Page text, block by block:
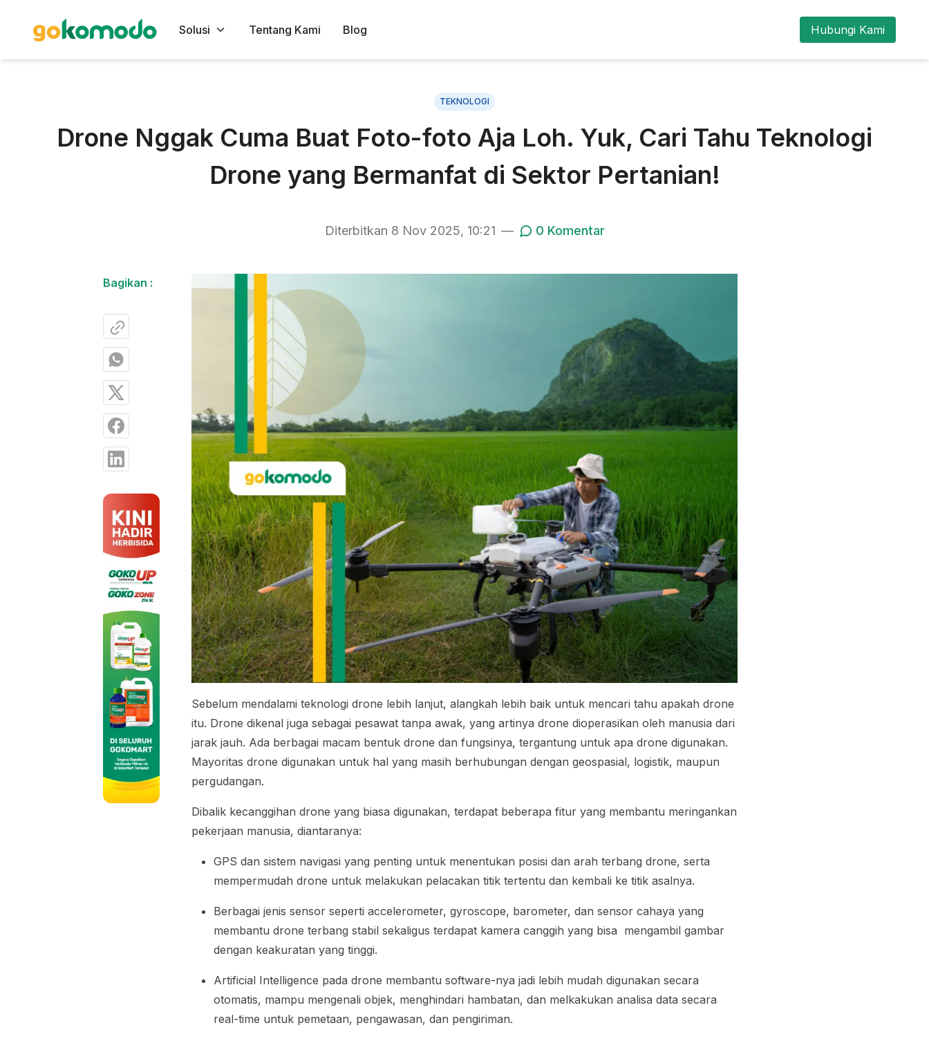
Solusi Tentang Kami Blog Hubungi Kami
TEKNOLOGI
Drone Nggak Cuma Buat Foto-foto Aja Loh. Yuk, Cari Tahu Teknologi
Drone yang Bermanfat di Sektor Pertanian!
Diterbitkan 8 Nov 2025, 10:21 — 0 Komentar
Bagikan :
Sebelum mendalami teknologi drone lebih lanjut, alangkah lebih baik untuk mencari tahu apakah drone
itu. Drone dikenal juga sebagai pesawat tanpa awak, yang artinya drone dioperasikan oleh manusia dari
jarak jauh. Ada berbagai macam bentuk drone dan fungsinya, tergantung untuk apa drone digunakan.
Mayoritas drone digunakan untuk hal yang masih berhubungan dengan geospasial, logistik, maupun
pergudangan.
Dibalik kecanggihan drone yang biasa digunakan, terdapat beberapa fitur yang membantu meringankan
pekerjaan manusia, diantaranya:
GPS dan sistem navigasi yang penting untuk menentukan posisi dan arah terbang drone, serta
mempermudah drone untuk melakukan pelacakan titik tertentu dan kembali ke titik asalnya.
Berbagai jenis sensor sepertiaccelerometer, gyroscope, barometer, dan sensor cahaya yang
membantu drone terbang stabil sekaligus terdapat kamera canggih yang bisa mengambil gambar
dengan keakuratan yang tinggi.
Artificial Intelligence pada drone membantusoftware-nya jadi lebih mudah digunakan secara
otomatis, mampu mengenali objek, menghindari hambatan, dan melkakukan analisa data secara
real-time untuk pemetaan, pengawasan, dan pengiriman.